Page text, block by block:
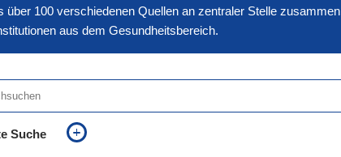
100 verschiedenen Quellen an zentraler Stelle
aus dem Gesundheitsbereich.
Suche